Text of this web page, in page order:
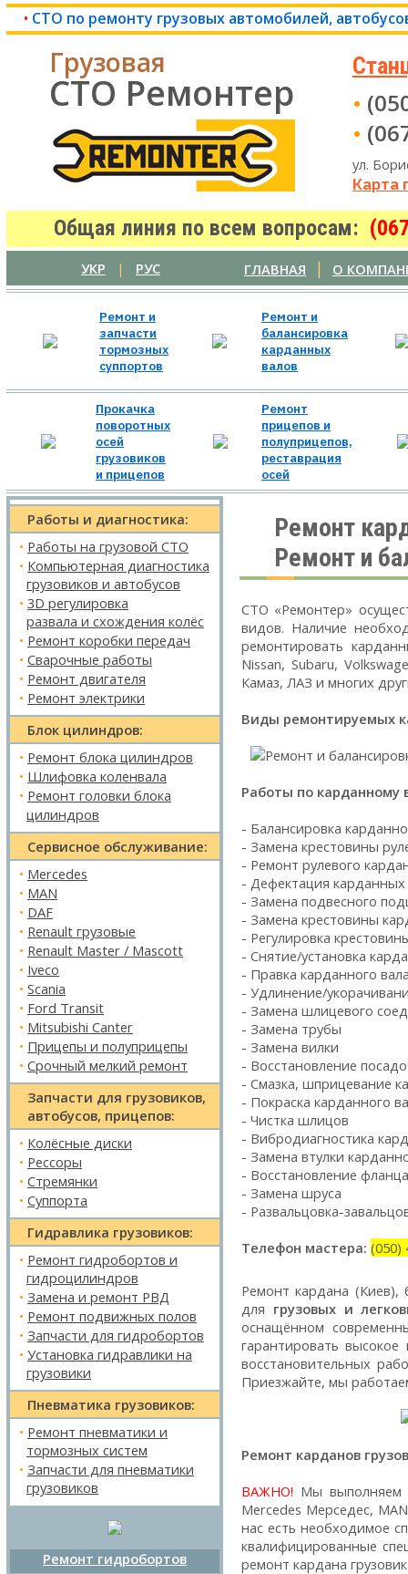
• СТО по ремонту грузовых автомобилей,
Грузовая
СТО Ремонтер •
•
ул.
Карта
Общая линия по всем вопросам:
УКР | РУС ГЛАВНАЯ | О
Ремонт и
запчасти
тормозных
суппортов
Ремонт и
балансировка
карданных
валов
Прокачка
поворотных
осей
грузовиков
и прицепов
Ремонт
прицепов и
полуприцепов,
реставрация
осей
Работы и диагностика:
• Работы на грузовой СТО
• Компьютерная диагностика
грузовиков и автобусов
• 3D регулировка
развала и схождения колёс
• Ремонт коробки передач
• Сварочные работы
• Ремонт двигателя
• Ремонт электрики
Блок цилиндров:
• Ремонт блока цилиндров
• Шлифовка коленвала
• Ремонт головки блока
цилиндров
Сервисное обслуживание:
• Mercedes
• MAN
• DAF
• Renault грузовые
• Renault Master / Mascott
• Iveco
• Scania
• Ford Transit
• Mitsubishi Canter
• Прицепы и полуприцепы
• Срочный мелкий ремонт
Запчасти для грузовиков,
автобусов, прицепов:
• Колёсные диски
• Рессоры
• Стремянки
• Суппорта
Гидравлика грузовиков:
• Ремонт гидробортов и
гидроцилиндров
• Замена и ремонт РВД
• Ремонт подвижных полов
• Запчасти для гидробортов
• Установка гидравлики на
грузовики
Пневматика грузовиков:
• Ремонт пневматики и
тормозных систем
• Запчасти для пневматики
грузовиков
Ремонт гидробортов
Ремонт
Ремонт и
СТО «Ремонтер»
видов. Наличие
ремонтировать
Nissan, Subaru,
Камаз, ЛАЗ и многих
Виды ремонтируемых
Работы по карданному
- Балансировка
- Замена крестовины
- Ремонт рулевого
- Дефектация карданных
- Замена подвесного
- Замена крестовины
- Регулировка
- Снятие/установка
- Правка карданного
- Удлинение/
- Замена шлицевого
- Замена трубы
- Замена вилки
- Восстановление
- Смазка, шприцевание
- Покраска карданного
- Чистка шлицов
- Вибродиагностика
- Замена втулки
- Восстановление фланца
- Замена шруса
- Развальцовка-
Телефон мастера: (050)
Ремонт кардана (Киев),
для грузовых и
оснащённом
гарантировать
восстановительных
Приезжайте, мы
Ремонт карданов
ВАЖНО! Мы выполняем
Mercedes Мерседес,
нас есть необходимое
квалифицированные
ремонт кардана